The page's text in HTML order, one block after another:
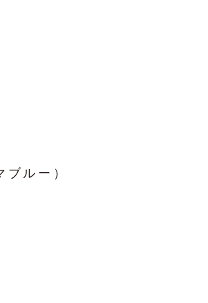
ルー）